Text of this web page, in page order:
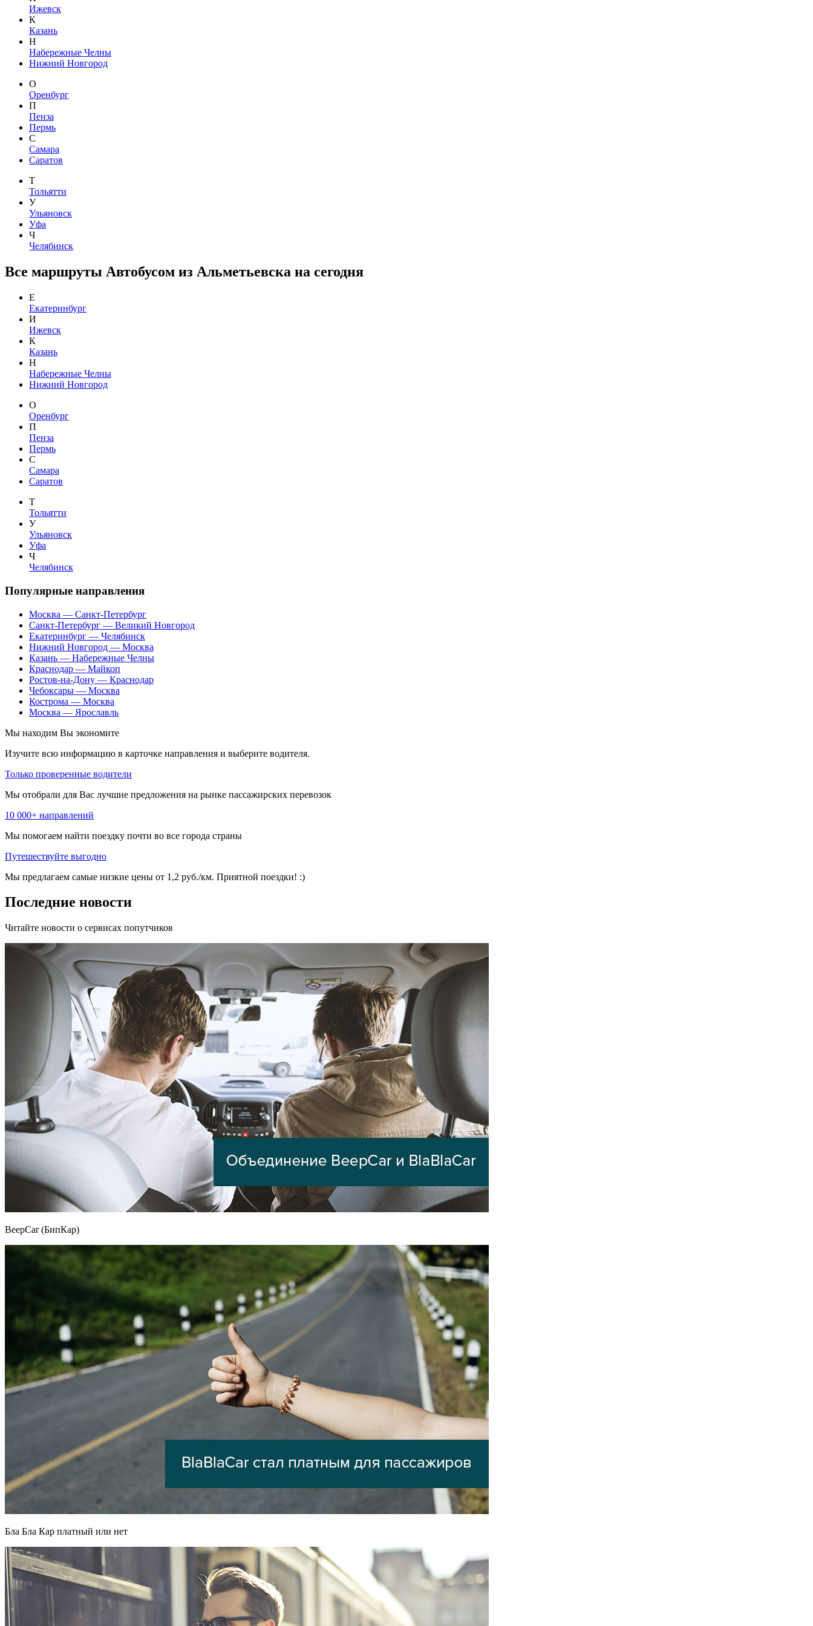
Ижевск
К
Казань
Н
Набережные Челны
Нижний Новгород
О
Оренбург
П
Пенза
Пермь
С
Самара
Саратов
Т
Тольятти
У
Ульяновск
Уфа
Ч
Челябинск
Все маршруты Автобусом из Альметьевска на сегодня
Е
Екатеринбург
И
Ижевск
К
Казань
Н
Набережные Челны
Нижний Новгород
О
Оренбург
П
Пенза
Пермь
С
Самара
Саратов
Т
Тольятти
У
Ульяновск
Уфа
Ч
Челябинск
Популярные направления
Москва — Санкт-Петербург
Санкт-Петербург — Великий Новгород
Екатеринбург — Челябинск
Нижний Новгород — Москва
Казань — Набережные Челны
Краснодар — Майкоп
Ростов-на-Дону — Краснодар
Чебоксары — Москва
Кострома — Москва
Москва — Ярославль
Мы находим Вы экономите
Изучите всю информацию в карточке направления и выберите водителя.
Только проверенные водители
Мы отобрали для Вас лучшие предложения на рынке пассажирских перевозок
10 000+ направлений
Мы помогаем найти поездку почти во все города страны
Путешествуйте выгодно
Мы предлагаем самые низкие цены от 1,2 руб./км. Приятной поездки! :)
Последние новости
Читайте новости о сервисах попутчиков
BeepCar (БипКар)
Бла Бла Кар платный или нет